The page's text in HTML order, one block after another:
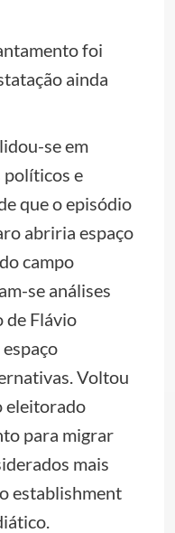
foi
ainda
se em
e
que o episódio
abriria espaço
campo
se análises
de Flávio
Voltou
eleitorado
para migrar
mais
establishment